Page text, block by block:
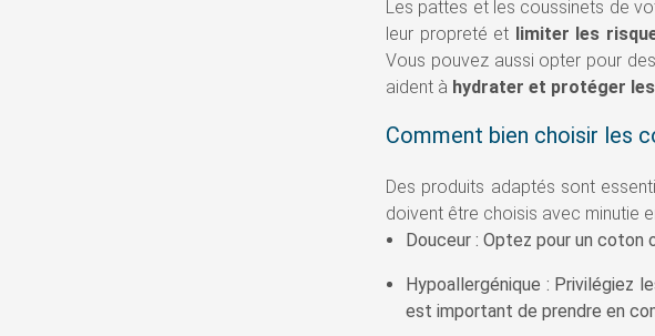
Les pattes et les coussinets de
leur propreté et limiter les
Vous pouvez aussi opter pour des
aident à hydrater et protéger
Comment bien choisir les
Des produits adaptés sont
doivent être choisis avec minutie
Douceur : Optez pour un
Hypoallergénique : Privilégiez
est important de prendre en